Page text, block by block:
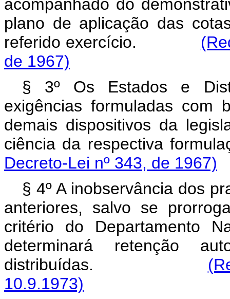
acompanhado do
plano de aplicação das
referido exercício.
de 1967)
§ 3º Os Estados e
exigências formuladas
demais dispositivos da
ciência da respectiva
Decreto-Lei nº 343, de 1967)
§ 4º A inobservância dos
anteriores, salvo se
critério do Departamento
determinará retenção
distribuídas.
10.9.1973)